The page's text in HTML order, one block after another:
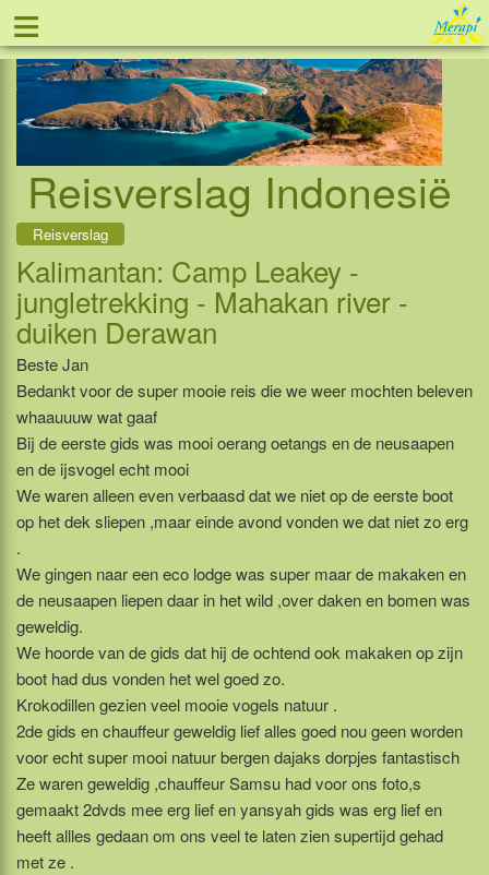
≡ Tel: 088 - 81 11 999
Reisverslag Indonesië
Reisverslag
Kalimantan: Camp Leakey -
jungletrekking - Mahakan river -
duiken Derawan
Beste Jan
Bedankt voor de super mooie reis die we weer mochten beleven
whaauuuw wat gaaf
Bij de eerste gids was mooi oerang oetangs en de neusaapen
en de ijsvogel echt mooi
We waren alleen even verbaasd dat we niet op de eerste boot
op het dek sliepen ,maar einde avond vonden we dat niet zo erg
.
We gingen naar een eco lodge was super maar de makaken en
de neusaapen liepen daar in het wild ,over daken en bomen was
geweldig.
We hoorde van de gids dat hij de ochtend ook makaken op zijn
boot had dus vonden het wel goed zo.
Krokodillen gezien veel mooie vogels natuur .
2de gids en chauffeur geweldig lief alles goed nou geen worden
voor echt super mooi natuur bergen dajaks dorpjes fantastisch
Ze waren geweldig ,chauffeur Samsu had voor ons foto,s
gemaakt 2dvds mee erg lief en yansyah gids was erg lief en
heeft allles gedaan om ons veel te laten zien supertijd gehad
met ze .